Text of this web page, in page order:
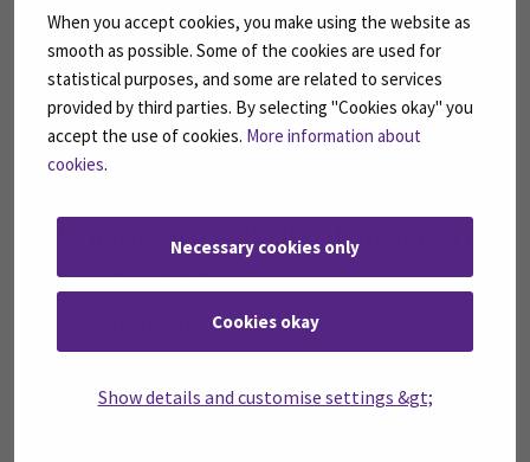
When you accept cookies, you make using the website as
smooth as possible. Some of the cookies are used for
statistical purposes, and some are related to services
provided by third parties. By selecting "Cookies okay" you
accept the use of cookies. More information about
cookies.
Necessary cookies only
Cookies okay
Show details and customise settings &gt;
palkkionmaksutiedot (eLomakkeella),
keskeytystiedot, palkalliset ja palkattomat poissaolot
tapahtumatyypeittäin, muutosverokortit sekä
matkustustiedot ja kululaskutiedot
Verottajalta: veroprosenttiin liittyvät tiedot
(sähköinen siirto)
7. Säännönmukaiset tietojen
luovutukset
• Verokorttien suorasiirto verottajan kanssa
• Ay-jäsenmaksujen tilitys ammattiyhdistyksille (kk-ja ¼-
vuosi-ilmoitukset)